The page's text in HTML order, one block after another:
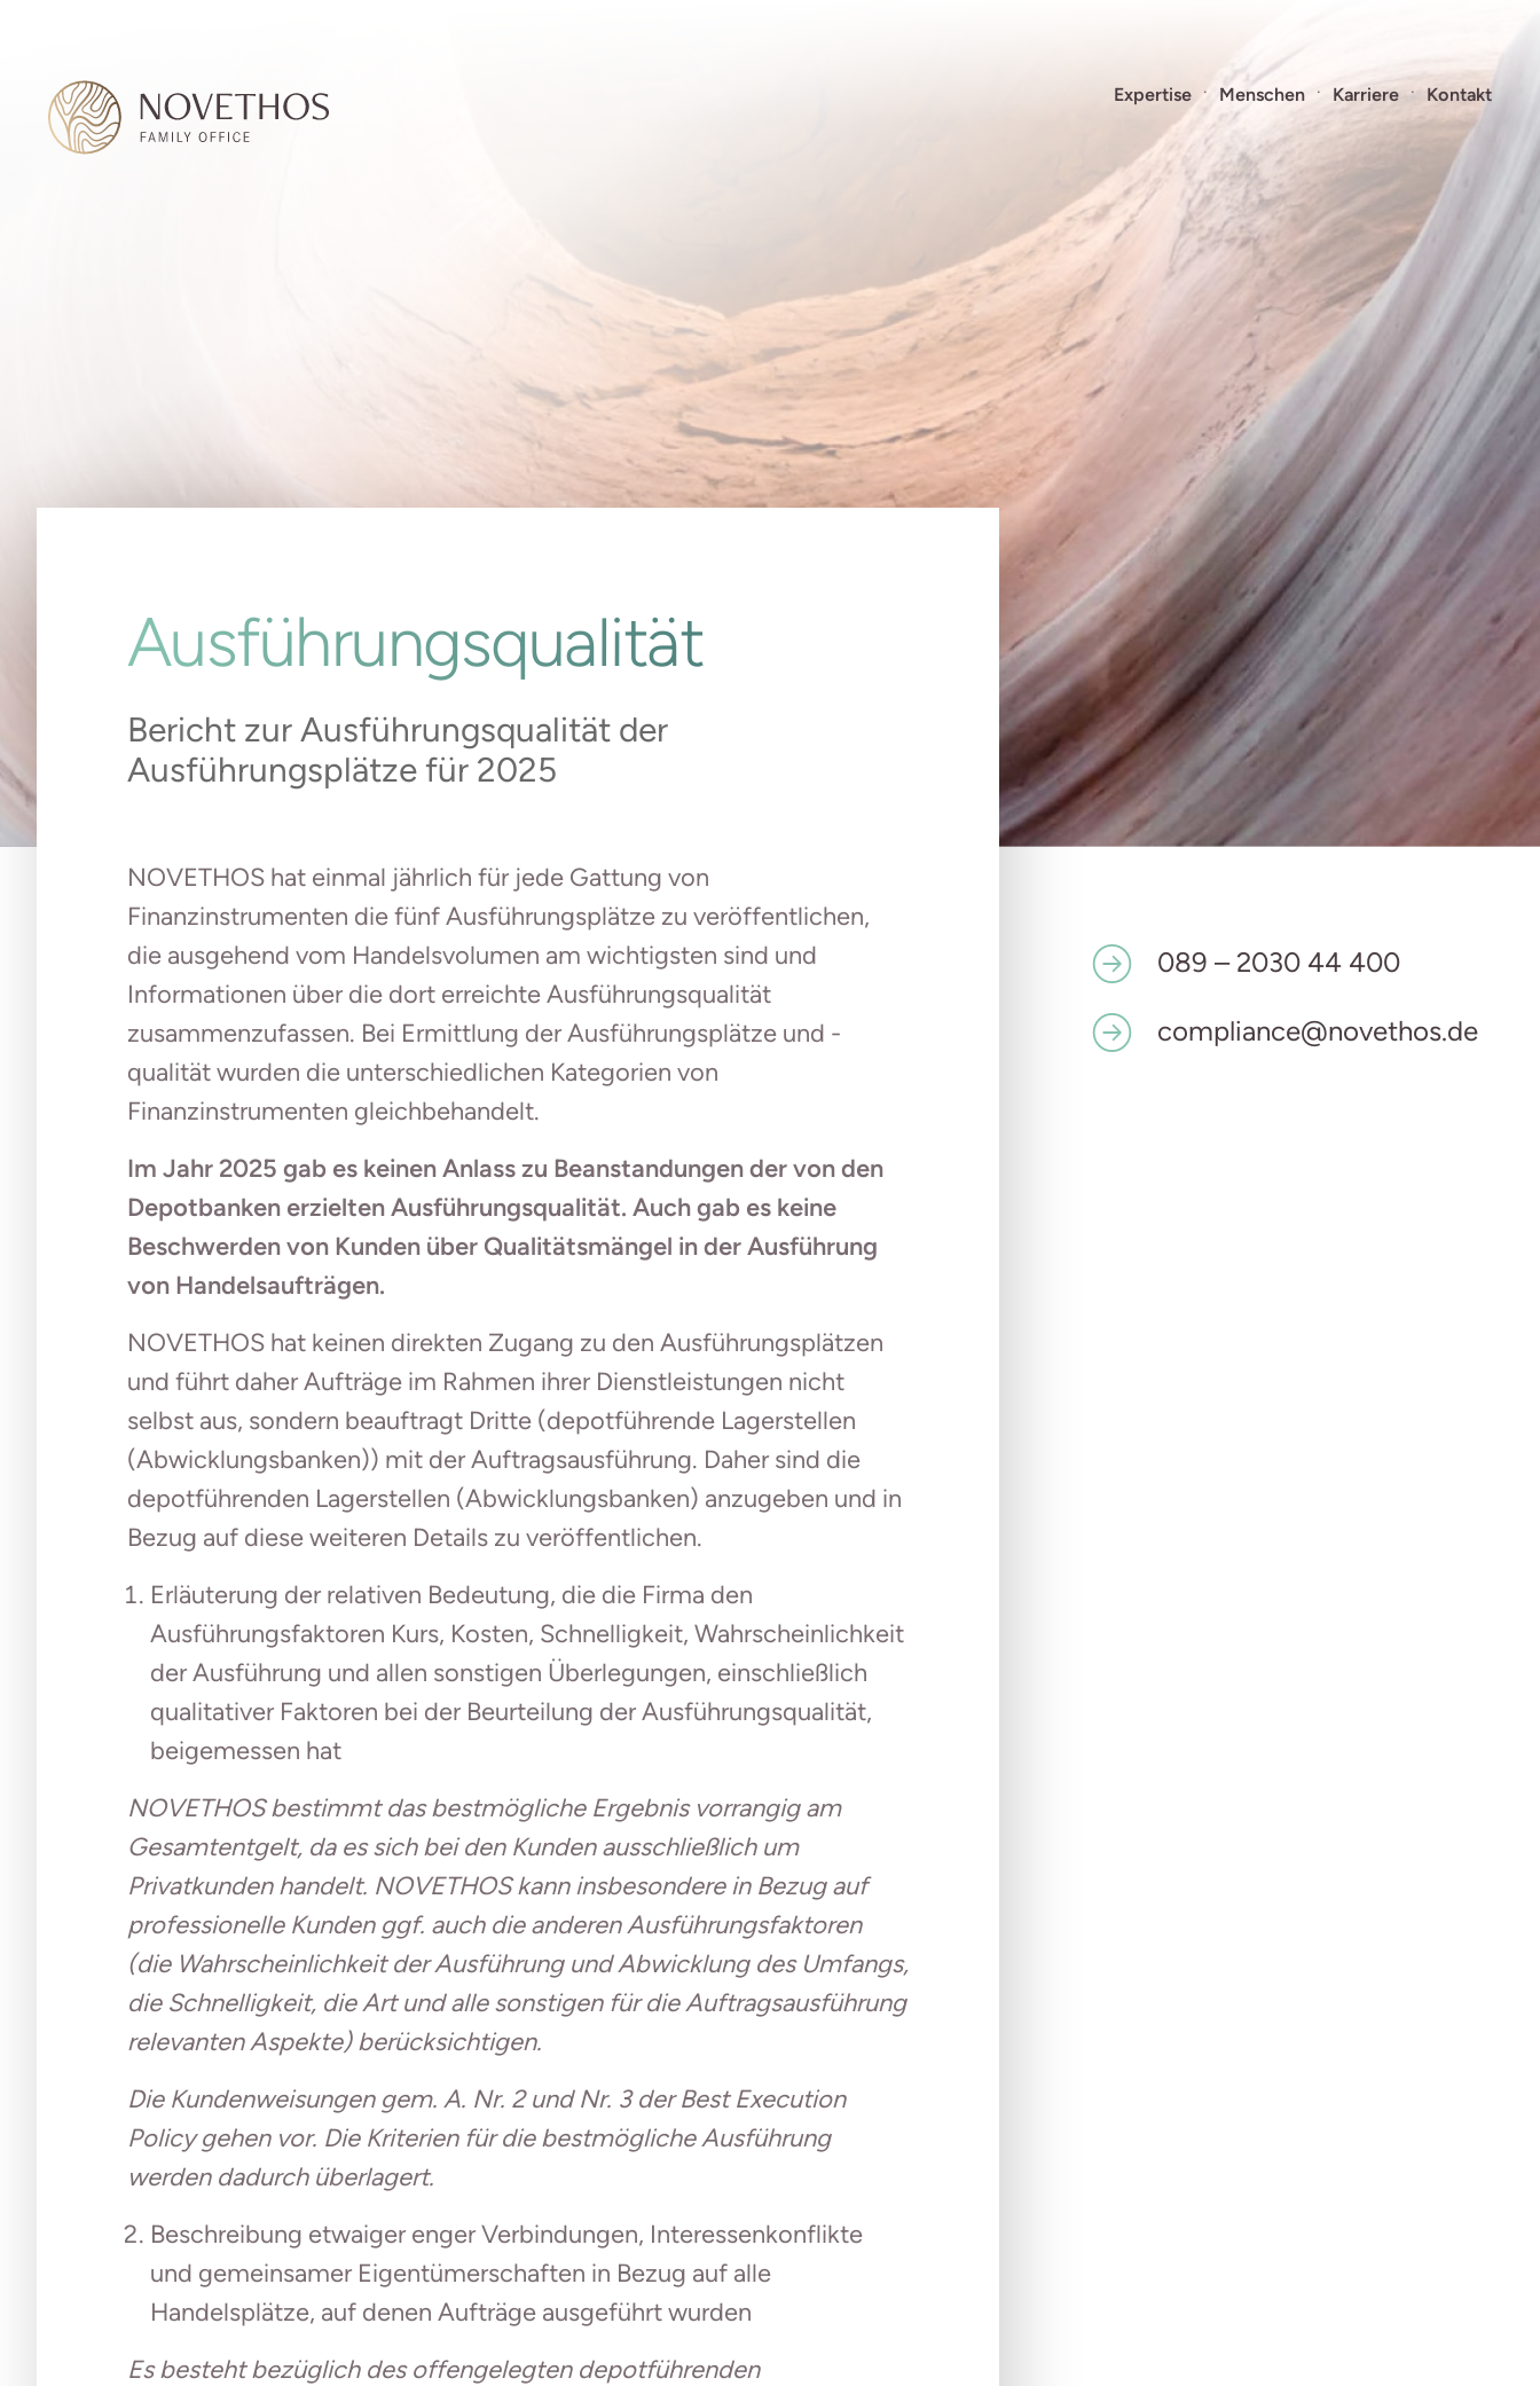
Expertise Menschen Karriere Kontakt
Ausführungsqualität
Bericht zur Ausführungsqualität der
Ausführungsplätze für 2025
NOVETHOS hat einmal jährlich für jede Gattung von
Finanzinstrumenten die fünf Ausführungsplätze zu veröffentlichen,
die ausgehend vom Handelsvolumen am wichtigsten sind und
Informationen über die dort erreichte Ausführungsqualität
zusammenzufassen. Bei Ermittlung der Ausführungsplätze und -
qualität wurden die unterschiedlichen Kategorien von
Finanzinstrumenten gleichbehandelt.
Im Jahr 2025 gab es keinen Anlass zu Beanstandungen der von den
Depotbanken erzielten Ausführungsqualität. Auch gab es keine
Beschwerden von Kunden über Qualitätsmängel in der Ausführung
von Handelsaufträgen.
NOVETHOS hat keinen direkten Zugang zu den Ausführungsplätzen
und führt daher Aufträge im Rahmen ihrer Dienstleistungen nicht
selbst aus, sondern beauftragt Dritte (depotführende Lagerstellen
(Abwicklungsbanken)) mit der Auftragsausführung. Daher sind die
depotführenden Lagerstellen (Abwicklungsbanken) anzugeben und in
Bezug auf diese weiteren Details zu veröffentlichen.
Erläuterung der relativen Bedeutung, die die Firma den
Ausführungsfaktoren Kurs, Kosten, Schnelligkeit, Wahrscheinlichkeit
der Ausführung und allen sonstigen Überlegungen, einschließlich
qualitativer Faktoren bei der Beurteilung der Ausführungsqualität,
beigemessen hat
NOVETHOS bestimmt das bestmögliche Ergebnis vorrangig am
Gesamtentgelt, da es sich bei den Kunden ausschließlich um
Privatkunden handelt. NOVETHOS kann insbesondere in Bezug auf
professionelle Kunden ggf. auch die anderen Ausführungsfaktoren
(die Wahrscheinlichkeit der Ausführung und Abwicklung des Umfangs,
die Schnelligkeit, die Art und alle sonstigen für die Auftragsausführung
relevanten Aspekte) berücksichtigen.
Die Kundenweisungen gem. A. Nr. 2 und Nr. 3 der Best Execution
Policy gehen vor. Die Kriterien für die bestmögliche Ausführung
werden dadurch überlagert.
Beschreibung etwaiger enger Verbindungen, Interessenkonflikte
und gemeinsamer Eigentümerschaften in Bezug auf alle
Handelsplätze, auf denen Aufträge ausgeführt wurden
Es besteht bezüglich des offengelegten depotführenden
089 – 2030 44 400
compliance@novethos.de